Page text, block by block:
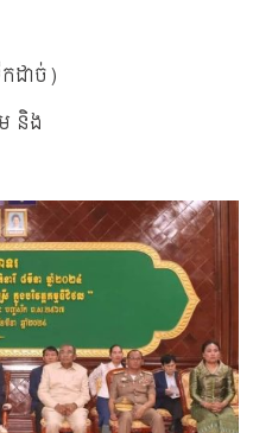
ដាច់)
និង